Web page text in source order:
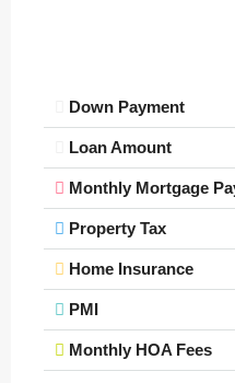
Down Payment
Loan Amount
Monthly Mortgage
Property Tax
Home Insurance
PMI
Monthly HOA Fees